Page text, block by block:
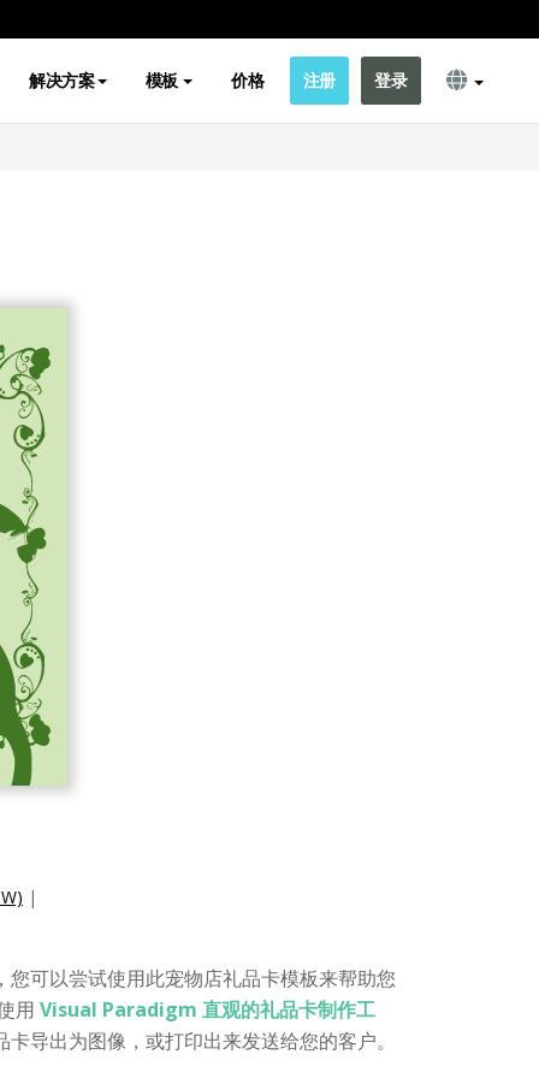
解决方案 模板 价格 注册 登录
|
可以尝试使用此宠物店礼品卡模板来帮助您
用 Visual Paradigm 直观的礼品卡制作工
导出为图像，或打印出来发送给您的客户。